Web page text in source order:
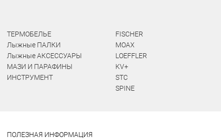
ТЕРМОБЕЛЬЕ
Лыжные ПАЛКИ
Лыжные АКСЕССУАРЫ
МАЗИ И ПАРАФИНЫ
ИНСТРУМЕНТ
FISCHER
MOAX
LOEFFLER
KV+
STC
SPINE
ПОЛЕЗНАЯ ИНФОРМАЦИЯ